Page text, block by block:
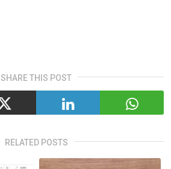
SHARE THIS POST
RELATED POSTS